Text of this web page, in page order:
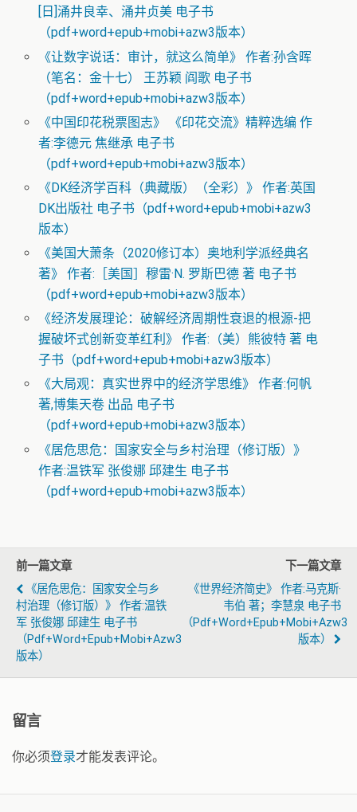
[日]涌井良幸、涌井贞美 电子书
（pdf+word+epub+mobi+azw3版本）
《让数字说话：审计，就这么简单》 作者:孙含晖
（笔名：金十七） 王苏颖 阎歌 电子书
（pdf+word+epub+mobi+azw3版本）
《中国印花税票图志》 《印花交流》精粹选编 作
者:李德元 焦继承 电子书
（pdf+word+epub+mobi+azw3版本）
《DK经济学百科（典藏版）（全彩）》 作者:英国
DK出版社 电子书（pdf+word+epub+mobi+azw3
版本）
《美国大萧条（2020修订本）奥地利学派经典名
著》 作者:［美国］穆雷·N. 罗斯巴德 著 电子书
（pdf+word+epub+mobi+azw3版本）
《经济发展理论：破解经济周期性衰退的根源-把
握破坏式创新变革红利》 作者:（美）熊彼特 著 电
子书（pdf+word+epub+mobi+azw3版本）
《大局观：真实世界中的经济学思维》 作者:何帆
著,博集天卷 出品 电子书
（pdf+word+epub+mobi+azw3版本）
《居危思危：国家安全与乡村治理（修订版）》
作者:温铁军 张俊娜 邱建生 电子书
（pdf+word+epub+mobi+azw3版本）
前一篇文章
《居危思危：国家安全与乡
村治理（修订版）》 作者:温铁
军 张俊娜 邱建生 电子书
（pdf+word+epub+mobi+azw3
版本）
下一篇文章
《世界经济简史》 作者:马克斯·
韦伯 著；李慧泉 电子书
（pdf+word+epub+mobi+azw3
版本）
留言
你必须登录才能发表评论。